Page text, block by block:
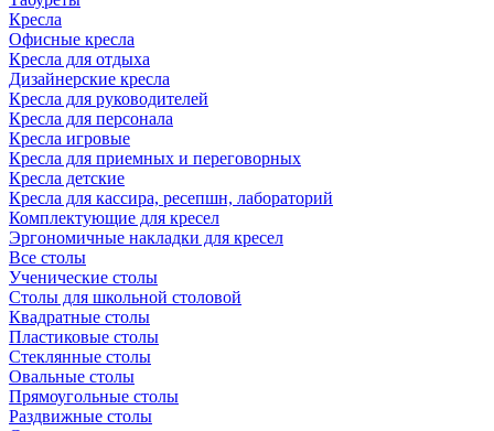
Кресла
Офисные кресла
Кресла для отдыха
Дизайнерские кресла
Кресла для руководителей
Кресла для персонала
Кресла игровые
Кресла для приемных и переговорных
Кресла детские
Кресла для кассира, ресепшн, лабораторий
Комплектующие для кресел
Эргономичные накладки для кресел
Все столы
Ученические столы
Столы для школьной столовой
Квадратные столы
Пластиковые столы
Стеклянные столы
Овальные столы
Прямоугольные столы
Раздвижные столы